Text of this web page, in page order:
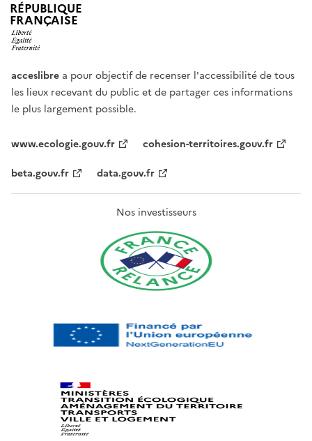
RÉPUBLIQUE
FRANÇAISE
acceslibre a pour objectif de recenser l'accessibilité de tous
les lieux recevant du public et de partager ces informations
le plus largement possible.
www.ecologie.gouv.fr
cohesion-territoires.gouv.fr
beta.gouv.fr
data.gouv.fr
Nos investisseurs